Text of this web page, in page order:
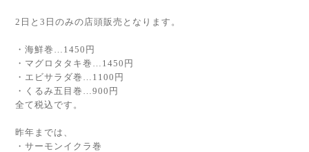
2日と3日のみの店頭販売となります。
・海鮮巻…1450円
・マグロタタキ巻…1450円
・エビサラダ巻…1100円
・くるみ五目巻…900円
全て税込です。
昨年までは、
・サーモンイクラ巻